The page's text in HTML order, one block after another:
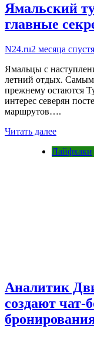
Ямальский
главные
N24.ru2 месяца спустя
Ямальцы с
летний отдых.
прежнему остаются
интерес северян
маршрутов….
Читать далее
Лайфхаки
Аналитик
создают чат-